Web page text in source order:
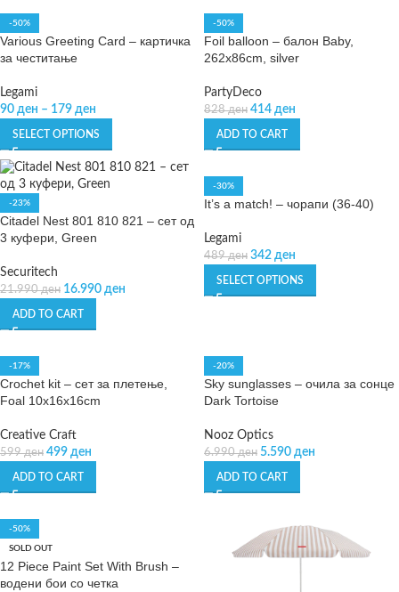
-50%
Various Greeting Card – картичка
за честитање
Legami
90 ден – 179 ден
SELECT OPTIONS
-50%
Foil balloon – балон Baby,
262x86cm, silver
PartyDeco
828ден 414 ден
ADD TO CART
-23%
Citadel Nest 801 810 821 – сет од
3 куфери, Green
Securitech
21.990ден 16.990 ден
ADD TO CART
-30%
It’s a match! – чорапи (36-40)
Legami
489ден 342 ден
SELECT OPTIONS
-17%
Crochet kit – сет за плетење,
Foal 10x16x16cm
Creative Craft
599ден 499 ден
ADD TO CART
-20%
Sky sunglasses – очила за сонце
Dark Tortoise
Nooz Optics
6.990ден 5.590 ден
ADD TO CART
-50%
SOLD OUT
12 Piece Paint Set With Brush –
водени бои со четка